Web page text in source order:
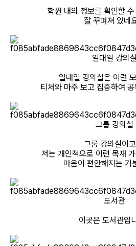
학원 내의 정보를 확인할
잘 꾸며져 있네
일대일 강의실
일대일 강의실은 이런
티처와 마주 보고 집중하여
그룹 강의실
그룹 강의실이
저는 개인적으로 이런 목재
마음이 편안해지는 기
도서관
이곳은 도서관입